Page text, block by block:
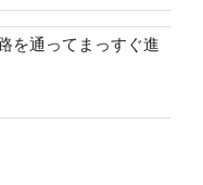
を通ってまっすぐ進